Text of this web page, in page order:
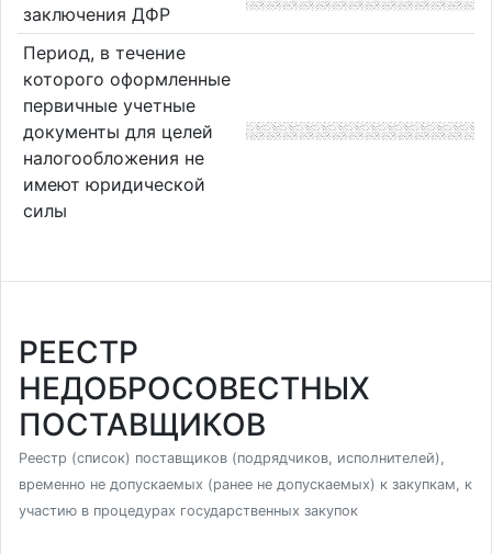
заключения ДФР
Период, в течение
которого оформленные
первичные учетные
документы для целей
налогообложения не
имеют юридической
силы
РЕЕСТР
НЕДОБРОСОВЕСТНЫХ
ПОСТАВЩИКОВ
Реестр (список) поставщиков (подрядчиков, исполнителей),
временно не допускаемых (ранее не допускаемых) к закупкам, к
участию в процедурах государственных закупок